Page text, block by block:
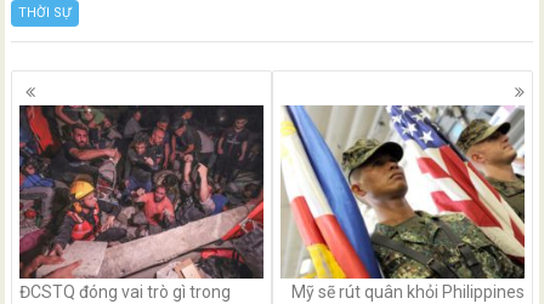
THỜI SỰ
Posts
navigation
ĐCSTQ đóng vai trò gì trong
Mỹ sẽ rút quân khỏi Philippines